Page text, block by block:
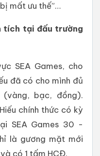
mất ưu thế”…
tích tại đấu trường
SEA Games, cho
đã có cho mình đủ
bạc, đồng).
chính thức có kỳ
SEA Games 30 -
là gương mặt mới
có 1 tấm HCĐ.